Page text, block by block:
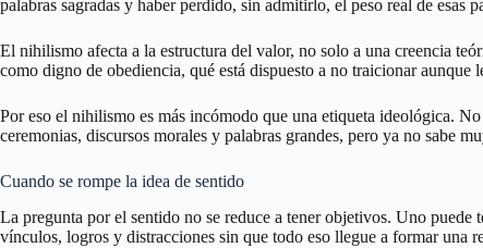
palabras sagradas y haber perdido, sin admitirlo, el peso real de esas
El nihilismo afecta a la estructura del valor, no solo a una creencia
como digno de obediencia, qué está dispuesto a no traicionar aunque
Por eso el nihilismo es más incómodo que una etiqueta ideológica.
ceremonias, discursos morales y palabras grandes, pero ya no sabe
Cuando se rompe la idea de sentido
La pregunta por el sentido no se reduce a tener objetivos. Uno
vínculos, logros y distracciones sin que todo eso llegue a formar una